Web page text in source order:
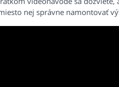
nej správne namontovať